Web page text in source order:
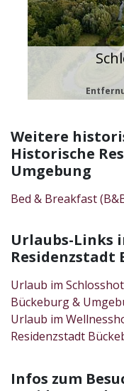
Weitere
Historische
Umgebung
Bed & Breakfast
Urlaubs-Links
Residenzstadt
Urlaub im
Bückeburg &
Urlaub im
Residenzstadt
Infos zum